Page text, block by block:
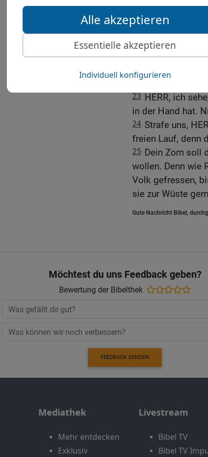
sie ohne Einsicht
22 Horcht! Lärm
Dröhnen aus
an! Sie machen
einem
Jeremia betet
23 HERR, ich
in der Hand hat.
24 Strafe uns,
freien Lauf, denn
25 Dein Zorn soll
wollen. Denn wie
Volk gefressen,
sie zur Wüste
Gute Nachricht Bibel,
Möchtest du uns Feedback geben?
Bewertung der Bibelthek
FEEDBACK SENDEN
Mediathek
Mehr entdecken
Exklusiv
Livestream
Bibel TV
Bibel TV